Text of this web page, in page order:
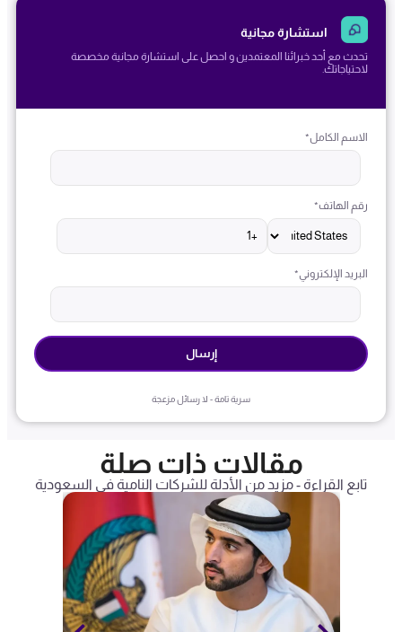
استشارة مجانية
تحدث مع أحد خبرائنا المعتمدين و احصل على استشارة مجانية مخصصة
لاحتياجاتك.
الاسم الكامل*
رقم الهاتف*
البريد الإلكتروني*
سرية تامة - لا رسائل مزعجة
مقالات ذات صلة
تابع القراءة - مزيد من الأدلة للشركات النامية في السعودية